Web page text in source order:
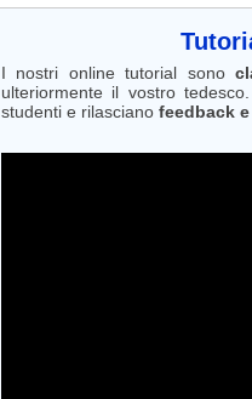
I nostri online tutorial sono
ulteriormente il vostro
studenti e rilasciano feedback